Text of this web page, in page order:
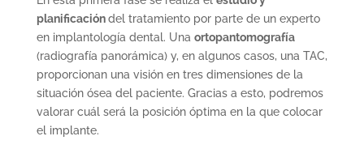
planificacióndel tratamiento por parte de un experto
en implantología dental. Una ortopantomografía
(radiografía panorámica) y, en algunos casos, una TAC,
proporcionan una visión en tres dimensiones de la
situación ósea del paciente. Gracias a esto, podremos
valorar cuál será la posición óptima en la que colocar
el implante.